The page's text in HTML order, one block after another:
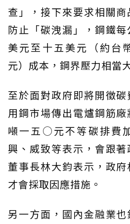
查」，接下來要求相關
防止「碳洩漏」，鋼鐵
美元至十五美元（約
元）成本，鋼界壓力相當
至於面對政府即將開徵
用鋼市場傳出電爐鋼筋
噸一五○元不等碳排費
興、威致等表示，會跟
董事長林大鈞表示，政府
才會採取因應措施。
另一方面，國內金融業